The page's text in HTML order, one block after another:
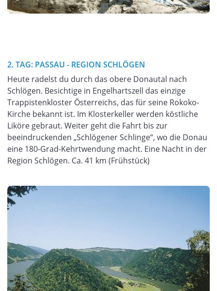
2. TAG: PASSAU - REGION SCHLÖGEN
Heute radelst du durch das obere Donautal nach
Schlögen. Besichtige in Engelhartszell das einzige
Trappistenkloster Österreichs, das für seine Rokoko-
Kirche bekannt ist. Im Klosterkeller werden köstliche
Liköre gebraut. Weiter geht die Fahrt bis zur
beeindruckenden „Schlögener Schlinge“, wo die Donau
eine 180-Grad-Kehrtwendung macht. Eine Nacht in der
Region Schlögen. Ca. 41 km (Frühstück)